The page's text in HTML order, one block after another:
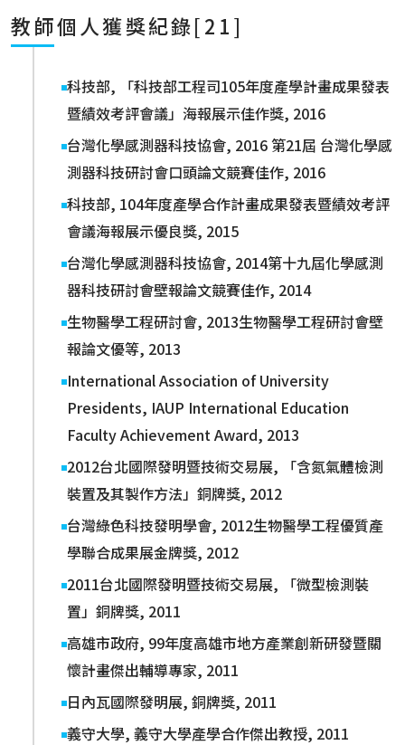
教師個人獲獎紀錄[21]
科技部, 「科技部工程司105年度產學計畫成果發表
暨績效考評會議」海報展示佳作獎, 2016
台灣化學感測器科技協會, 2016 第21屆 台灣化學感
測器科技研討會口頭論文競賽佳作, 2016
科技部, 104年度產學合作計畫成果發表暨績效考評
會議海報展示優良獎, 2015
台灣化學感測器科技協會, 2014第十九屆化學感測
器科技研討會壁報論文競賽佳作, 2014
生物醫學工程研討會, 2013生物醫學工程研討會壁
報論文優等, 2013
International Association of University
Presidents, IAUP International Education
Faculty Achievement Award, 2013
2012台北國際發明暨技術交易展, 「含氮氣體檢測
裝置及其製作方法」銅牌獎, 2012
台灣綠色科技發明學會, 2012生物醫學工程優質產
學聯合成果展金牌獎, 2012
2011台北國際發明暨技術交易展, 「微型檢測裝
置」銅牌獎, 2011
高雄市政府, 99年度高雄市地方產業創新研發暨關
懷計畫傑出輔導專家, 2011
日內瓦國際發明展, 銅牌獎, 2011
義守大學, 義守大學產學合作傑出教授, 2011